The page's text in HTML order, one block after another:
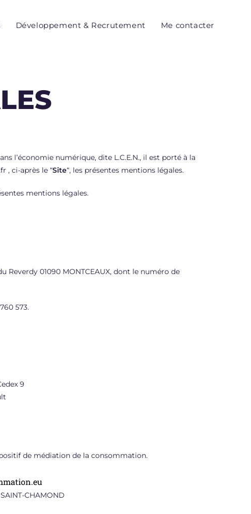
Développement & Recrutement Me contacter
l’économie numérique, dite L.C.E.N., il est porté à la
, ci-après le “Site“, les présentes mentions légales.
mentions légales.
Reverdy 01090 MONTCEAUX, dont le numéro de
573.
9
de médiation de la consommation.
CHAMOND